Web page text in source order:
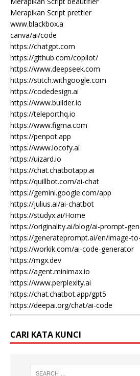
Merapikan Script prettier
www.blackbox.a
canva/ai/code
https://chatgpt.com
https://github.com/copilot/
https://www.deepseek.com
https://stitch.withgoogle.com
https://codedesign.ai
https://www.builder.io
https://teleporthq.io
https://www.figma.com
https://penpot.app
https://www.locofy.ai
https://uizard.io
https://chat.chatbotapp.ai
https://quillbot.com/ai-chat
https://gemini.google.com/app
https://julius.ai/ai-chatbot
https://studyx.ai/Home
https://originality.ai/blog/ai-prompt-
https://generateprompt.ai/en/image-
https://workik.com/ai-code-generator
https://mgx.dev
https://agent.minimax.io
https://www.perplexity.ai
https://chat.chatbot.app/gpt5
https://deepai.org/chat/ai-code
CARI KATA KUNCI